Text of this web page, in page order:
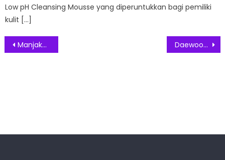
Low pH Cleansing Mousse yang diperuntukkan bagi pemiliki
kulit […]
Post
Manjakan Gen Z Soundcore Luncurkan R50i NC, Lebih Kaya Fitur dan Terjangkau Daewoong Meluncurkan Global Talent Community untuk Mendorong Inovasi dalam Industri Farmasi